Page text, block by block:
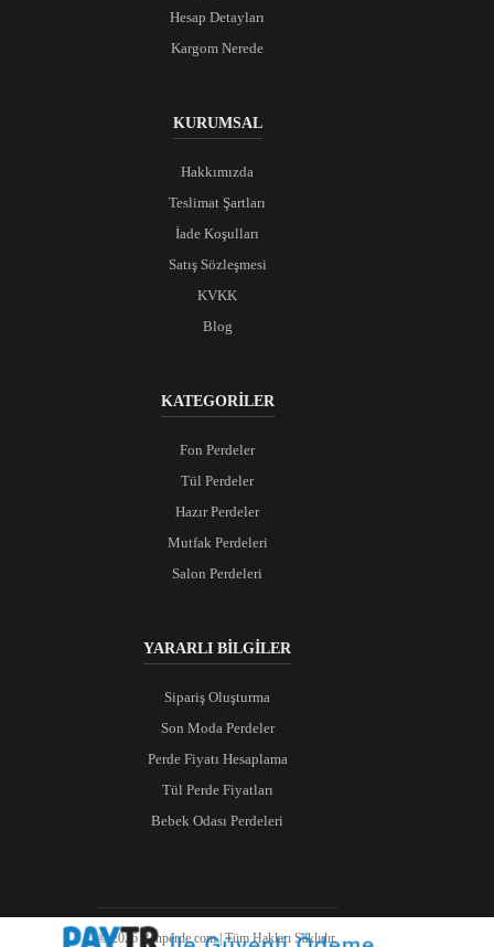
Hesap Detayları
Kargom Nerede
KURUMSAL
Hakkımızda
Teslimat Şartları
İade Koşulları
Satış Sözleşmesi
KVKK
Blog
KATEGORİLER
Fon Perdeler
Tül Perdeler
Hazır Perdeler
Mutfak Perdeleri
Salon Perdeleri
YARARLI BİLGİLER
Sipariş Oluşturma
Son Moda Perdeler
Perde Fiyatı Hesaplama
Tül Perde Fiyatları
Bebek Odası Perdeleri
© 2026 Ranperde.com | Tüm Hakları Saklıdır.